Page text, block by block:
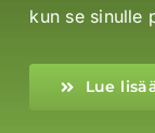
kun se sinulle
Lue